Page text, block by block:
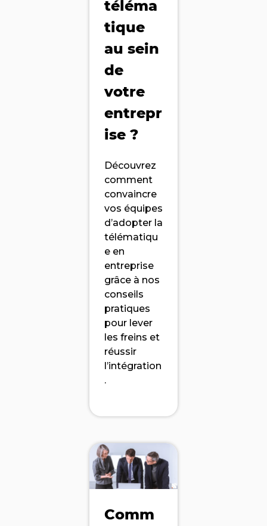
téléma
tique
au sein
de
votre
entrepr
ise ?
Découvrez
comment
convaincre
vos équipes
d’adopter la
télématiqu
e en
entreprise
grâce à nos
conseils
pratiques
pour lever
les freins et
réussir
l’intégration
.
Comm